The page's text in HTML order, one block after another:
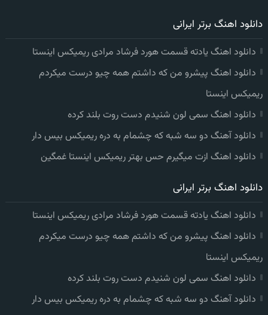
دانلود اهنگ برتر ایرانی
دانلود اهنگ یادته قسمت هورد فرشاد مرادی ریمیکس اینستا
دانلود اهنگ پیشرو من که داشتم همه چیو درست میکردم
ریمیکس اینستا
دانلود اهنگ سمی لون شنیدم دست روت بلند کرده
دانلود آهنگ دو سه شبه که چشمام به دره ریمیکس بیس دار
دانلود اهنگ ازت میگیرم حس بهتر ریمیکس اینستا غمگین
دانلود اهنگ برتر ایرانی
دانلود اهنگ یادته قسمت هورد فرشاد مرادی ریمیکس اینستا
دانلود اهنگ پیشرو من که داشتم همه چیو درست میکردم
ریمیکس اینستا
دانلود اهنگ سمی لون شنیدم دست روت بلند کرده
دانلود آهنگ دو سه شبه که چشمام به دره ریمیکس بیس دار